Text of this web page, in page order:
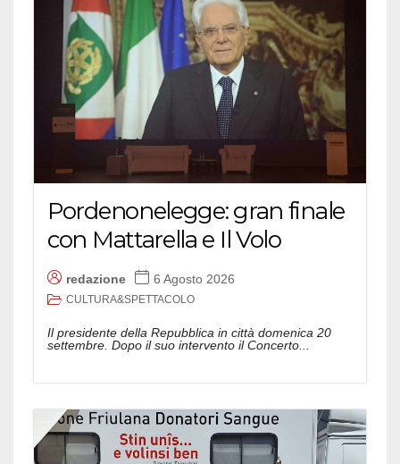
Pordenonelegge: gran finale
con Mattarella e Il Volo
redazione 6 Agosto 2026
CULTURA&SPETTACOLO
Il presidente della Repubblica in città domenica 20
settembre. Dopo il suo intervento il Concerto...